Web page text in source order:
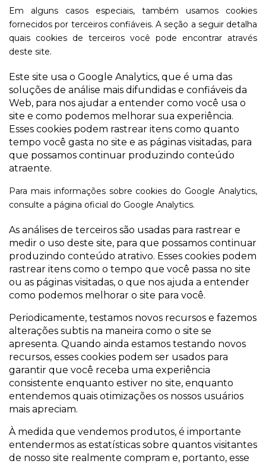
Em alguns casos especiais, também usamos cookies
fornecidos por terceiros confiáveis. A seção a seguir detalha
quais cookies de terceiros você pode encontrar através
deste site.
Este site usa o Google Analytics, que é uma das
soluções de análise mais difundidas e confiáveis ​​da
Web, para nos ajudar a entender como você usa o
site e como podemos melhorar sua experiência.
Esses cookies podem rastrear itens como quanto
tempo você gasta no site e as páginas visitadas, para
que possamos continuar produzindo conteúdo
atraente.
Para mais informações sobre cookies do Google Analytics,
consulte a página oficial do Google Analytics.
As análises de terceiros são usadas para rastrear e
medir o uso deste site, para que possamos continuar
produzindo conteúdo atrativo. Esses cookies podem
rastrear itens como o tempo que você passa no site
ou as páginas visitadas, o que nos ajuda a entender
como podemos melhorar o site para você.
Periodicamente, testamos novos recursos e fazemos
alterações subtis na maneira como o site se
apresenta. Quando ainda estamos testando novos
recursos, esses cookies podem ser usados ​​para
garantir que você receba uma experiência
consistente enquanto estiver no site, enquanto
entendemos quais otimizações os nossos usuários
mais apreciam.
À medida que vendemos produtos, é importante
entendermos as estatísticas sobre quantos visitantes
de nosso site realmente compram e, portanto, esse